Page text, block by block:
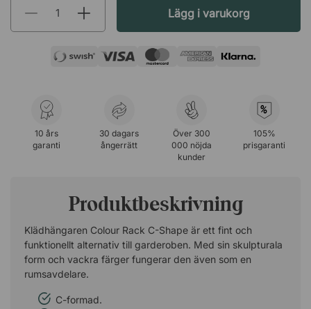
Lägg i varukorg
10 års
garanti
30 dagars
ångerrätt
Över 300
000 nöjda
kunder
%
105%
prisgaranti
Produktbeskrivning
Klädhängaren Colour Rack C-Shape är ett fint och
funktionellt alternativ till garderoben. Med sin skulpturala
form och vackra färger fungerar den även som en
rumsavdelare.
C-formad.